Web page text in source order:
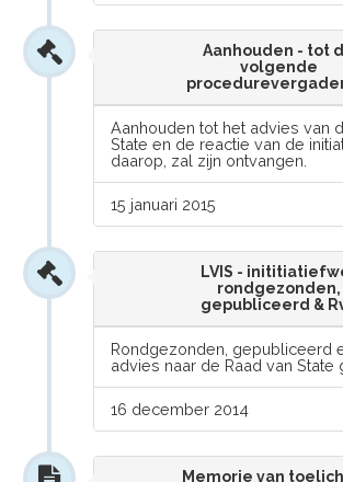
Aanhouden - tot
volgende
Aanhouden tot het advies van
State en de reactie van de
daarop, zal zijn ontvangen.
15 januari 2015
LVIS -
rondgezonden,
gepubliceerd &
Rondgezonden, gepubliceerd
advies naar de Raad van State
16 december 2014
Memorie van